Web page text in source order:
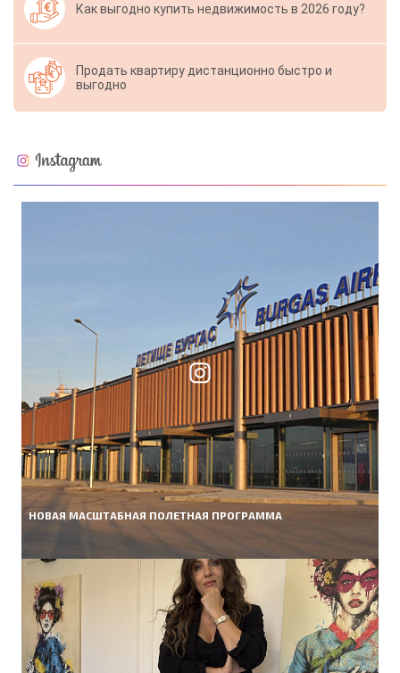
Как выгодно купить недвижимость в 2026 году?
Продать квартиру дистанционно быстро и
выгодно
НОВАЯ МАСШТАБНАЯ ПОЛЕТНАЯ ПРОГРАММА